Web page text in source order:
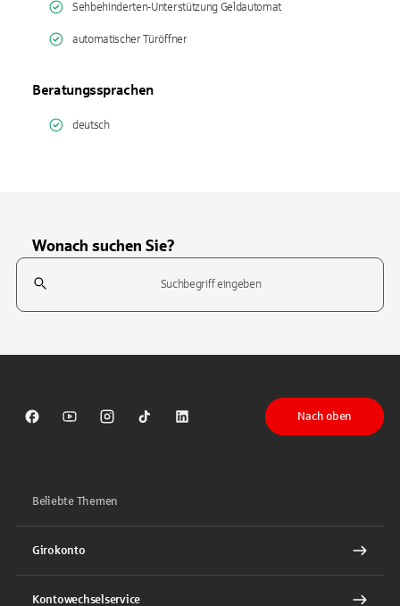
Sehbehinderten-Unterstützung Geldautomat
automatischer Türöffner
Beratungssprachen
deutsch
Wonach suchen Sie?
Suchfeld
Sparkasse auf Facebook
Sparkasse auf Youtube
Sparkasse auf Instagram
Sparkasse auf TikTok
Sparkasse auf LinkedIn
Nach oben
Beliebte Themen
Girokonto
Kontowechselservice